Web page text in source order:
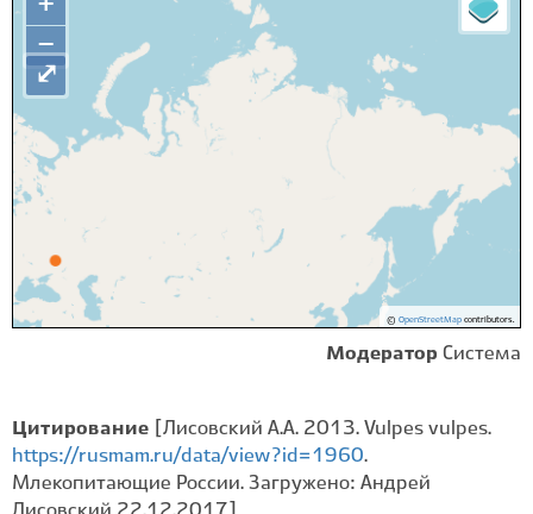
−
© OpenStreetMapcontributors.
⤢
Модератор Система
Цитирование
[Лисовский А.А. 2013. Vulpes vulpes.
https://rusmam.ru/data/view?id=1960.
Млекопитающие России. Загружено: Андрей